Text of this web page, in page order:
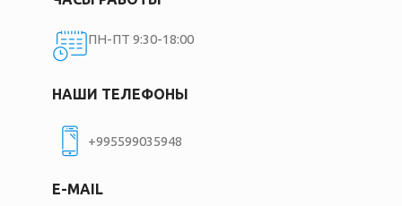
ПН-ПТ 9:30-18:00
НАШИ ТЕЛЕФОНЫ
+995599035948
E-MAIL